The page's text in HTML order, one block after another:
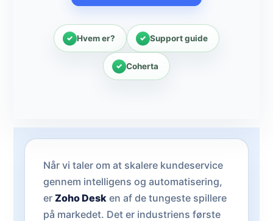
Hvem er? Support guide
Coherta
Når vi taler om at skalere kundeservice
gennem intelligens og automatisering,
er Zoho Desk en af de tungeste spillere
på markedet. Det er industriens første